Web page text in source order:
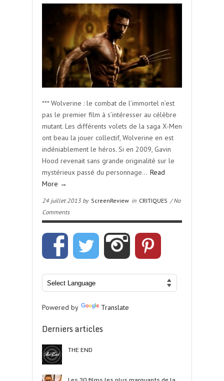
*** Wolverine : le combat de l’immortel n’est
pas le premier film à s’intéresser au célèbre
mutant. Les différents volets de la saga X-Men
ont beau la jouer collectif, Wolverine en est
indéniablement le héros. Si en 2009, Gavin
Hood revenait sans grande originalité sur le
mystérieux passé du personnage… Read
More →
24 juillet 2013 by ScreenReview in CRITIQUES / No
Comments
Powered by Translate
Derniers articles
THE END